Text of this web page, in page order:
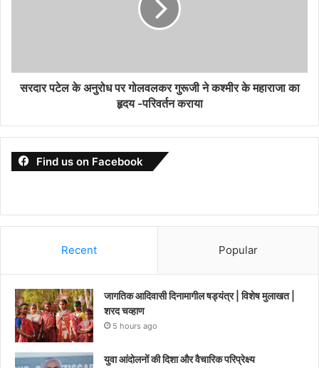
सरदार पटेल के अनुरोध पर गोलवलकर गुरूजी ने कश्मीर के महाराजा का
हृदय -परिवर्तन कराया
Find us on Facebook
Recent Popular
जागतिक आदिवासी दिनामागील षड्यंत्र | विशेष मुलाखत |
शरद चव्हाण
5 hours ago
युवा आंदोलनों की दिशा और वैचारिक परिप्रेक्ष्य